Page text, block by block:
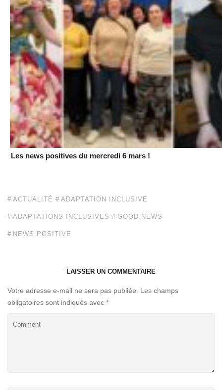
Les news positives du mercredi 6 mars !
ACTUALITÉ ADAPTATION INCLUSIVE
ADAPTATIONS INCLUSIVES GOOD NEWS
NEWS POSITIVE
LAISSER UN COMMENTAIRE
Votre adresse e-mail ne sera pas publiée. Les champs
obligatoires sont indiqués avec *